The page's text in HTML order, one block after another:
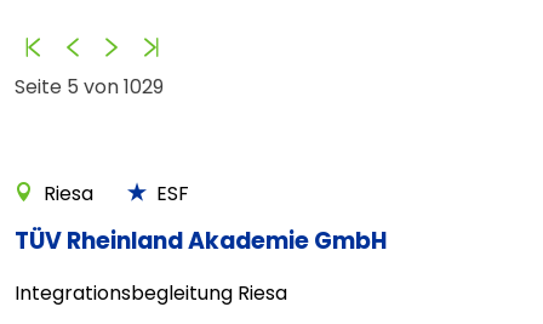
Seite 5 von 1029
AnfangZurückVorwärts
Riesa ESF
TÜV Rheinland Akademie GmbH
Integrationsbegleitung Riesa